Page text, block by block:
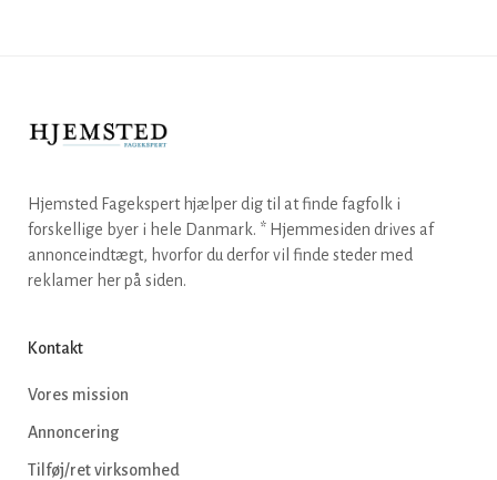
Hjemsted Fagekspert hjælper dig til at finde fagfolk i
forskellige byer i hele Danmark. * Hjemmesiden drives af
annonceindtægt, hvorfor du derfor vil finde steder med
reklamer her på siden.
Kontakt
Vores mission
Annoncering
Tilføj/ret virksomhed